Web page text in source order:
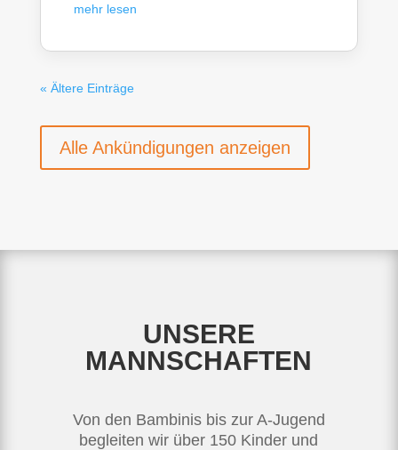
mehr lesen
« Ältere Einträge
Alle Ankündigungen anzeigen
UNSERE
MANNSCHAFTEN
Von den Bambinis bis zur A-Jugend
begleiten wir über 150 Kinder und